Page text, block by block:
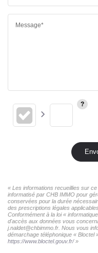
Message*
« Les informations recueillies sur
informatisé par CHB IMMO pour
conservées pour la durée
des prescriptions légales
Conformément à la loi «
d'accès aux données vous
j.naldet@chbimmo.fr. Nous vous
démarchage téléphonique «
https://www.bloctel.gouv.fr/»